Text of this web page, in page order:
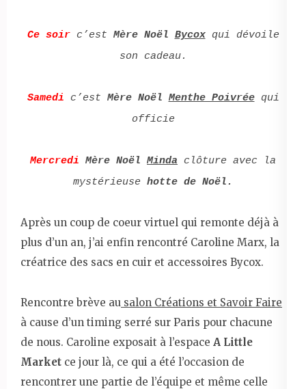
Ce soirc’est Mère Noël Bycoxqui dévoile
son cadeau.
Samedi c’est Mère Noël Menthe Poivréequi
officie
Mercredi Mère Noël Minda clôture avec la
mystérieuse hotte de Noël.
Après un coup de coeur virtuel qui remonte déjà à
plus d’un an, j’ai enfin rencontré Caroline Marx, la
créatrice des sacs en cuir et accessoires Bycox.
Rencontre brève au salon Créations et Savoir Faire
à cause d’un timing serré sur Paris pour chacune
de nous. Caroline exposait à l’espace A Little
Market ce jour là, ce qui a été l’occasion de
rencontrer une partie de l’équipe et même celle